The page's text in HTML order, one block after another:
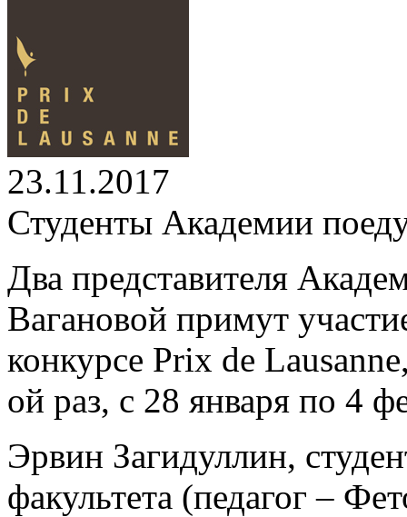
23.11.2017
Студенты Академии
Два представителя
Вагановой примут
конкурсе Prix de
ой раз, с 28 января по 4
Эрвин Загидуллин,
факультета (педагог –